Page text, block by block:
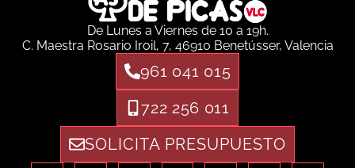
De Lunes a Viernes de 10 a 19h.
C. Maestra Rosario Iroil, 7, 46910 Benetússer, Valencia
961 041 015
722 256 011
SOLICITA PRESUPUESTO